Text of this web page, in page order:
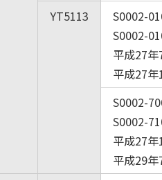
YT5113
S0002-
S0002-
平成27
平成27年
S0002-
S0002-
平成27
平成29年